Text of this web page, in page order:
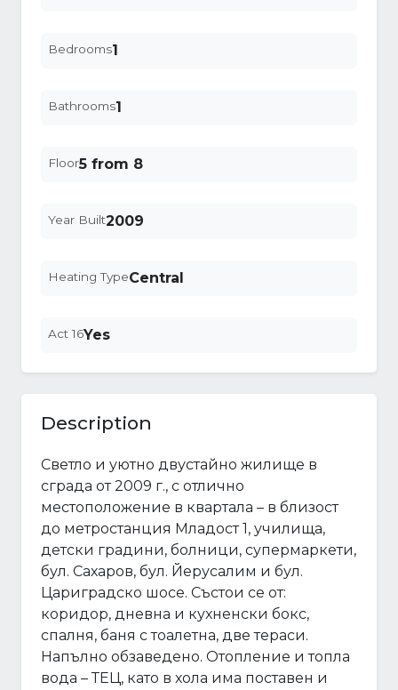
Bedrooms1
Bathrooms1
Floor5 from 8
Year Built2009
Heating TypeCentral
Act 16Yes
Description
Светло и уютно двустайно жилище в
сграда от 2009 г., с отлично
местоположение в квартала – в близост
до метростанция Младост 1, училища,
детски градини, болници, супермаркети,
бул. Сахаров, бул. Йерусалим и бул.
Цариградско шосе. Състои се от:
коридор, дневна и кухненски бокс,
спалня, баня с тоалетна, две тераси.
Напълно обзаведено. Отопление и топла
вода – ТЕЦ, като в хола има поставен и